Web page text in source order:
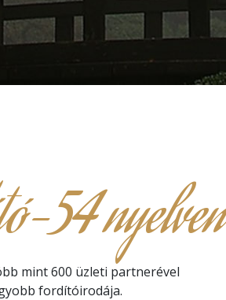
54 nyelven
mint 600 üzleti partnerével
fordítóirodája.